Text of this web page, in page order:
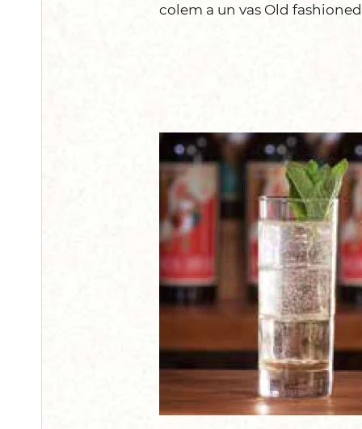
colem a un vas Old